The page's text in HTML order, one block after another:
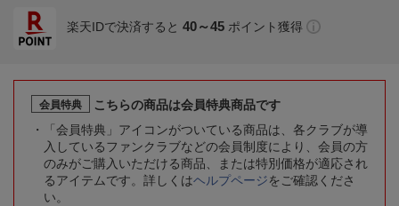
楽天IDで決済すると 40～45 ポイント獲得
会員特典
こちらの商品は会員特典商品です
「会員特典」アイコンがついている商品は、各クラブが導
入しているファンクラブなどの会員制度により、会員の方
のみがご購入いただける商品、または特別価格が適応され
るアイテムです。詳しくはヘルプページをご確認くださ
い。